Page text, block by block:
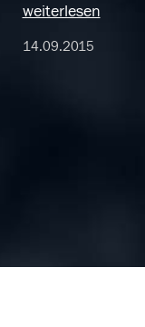
weiterlesen
14.09.2015